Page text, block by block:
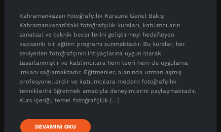
Kahramankazan Fotoğrafçılık Kursuna Genel Bakış
Kahramankazan’daki fotoğrafçılık kursları, katılımcıların
sanatsal ve teknik becerilerini geliştirmeyi hedefleyen
kapsamlı bir eğitim programı sunmaktadır. Bu kurslar, her
seviyeden fotoğrafçının ihtiyaçlarına uygun olarak
tasarlanmıştır ve katılımcılara hem teori hem de uygulama
imkanı sağlamaktadır. Eğitmenler, alanında uzmanlaşmış
profesyonellerdir ve katılımcılara modern fotoğrafçılık
tekniklerini öğretmek amacıyla deneyimlerini paylaşmaktadır.
Kurs içeriği, temel fotoğrafçilik […]
DEVAMINI OKU